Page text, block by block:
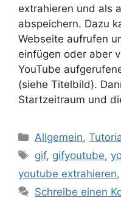
extrahieren und als
abspeichern. Dazu
Webseite aufrufen
einfügen oder aber
YouTube
(siehe Titelbild).
Startzeitraum und
Kategorien
Allgemein,
Schlagwörter
gif, gifyoutube,
youtube extrahieren,
Schreibe einen